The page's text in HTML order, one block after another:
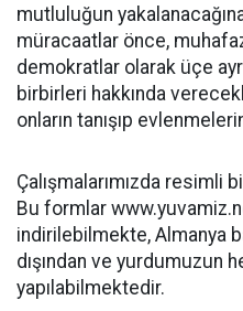
mutluluğun
müracaatlar önce,
demokratlar olarak üçe
birbirleri hakkında
onların tanışıp
Çalışmalarımızda resimli
Bu formlar
indirilebilmekte, Almanya
dışından ve yurdumuzun
yapılabilmektedir.